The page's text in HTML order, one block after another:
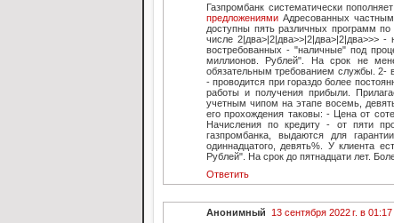
Газпромбанк систематически
предложениями Адресованных
доступны пять различных программ
числе
востребованных - "наличные" под
миллионов. Рублей". На срок не
обязательным требованием службы. 2-
- проводится при гораздо более
работы и получения прибыли.
учетным чипом на этапе восемь,
его прохождения таковы: - Цена от
Начисления по кредиту - от пяти
газпромбанка, выдаются для
одиннадцатого, девять%. У клиента
Рублей". На срок до пятнадцати лет.
Ответить
Анонимный
13 сентября 2022 г. в 01:17